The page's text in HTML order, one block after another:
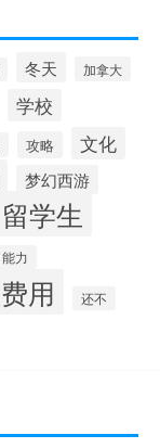
冬天 加拿大
学校
攻略 文化
梦幻西游
留学生
能力
费用 还不